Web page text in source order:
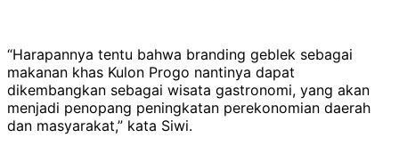
“Harapannya tentu bahwa branding geblek sebagai
makanan khas Kulon Progo nantinya dapat
dikembangkan sebagai wisata gastronomi, yang akan
menjadi penopang peningkatan perekonomian daerah
dan masyarakat,” kata Siwi.